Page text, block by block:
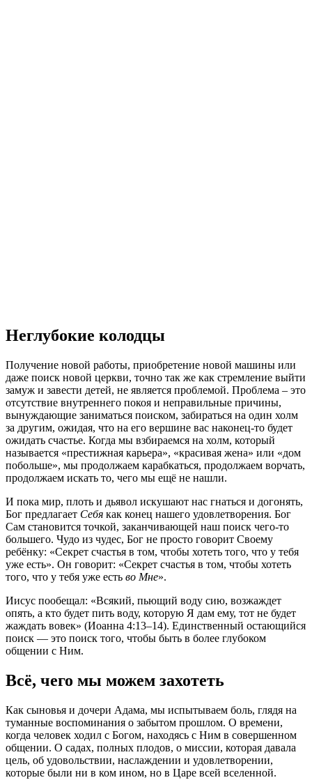
Неглубокие колодцы
Получение новой работы, приобретение новой машины или
даже поиск новой церкви, точно так же как стремление выйти
замуж и завести детей, не является проблемой. Проблема – это
отсутствие внутреннего покоя и неправильные причины,
вынуждающие заниматься поиском, забираться на один холм
за другим, ожидая, что на его вершине вас наконец-то будет
ожидать счастье. Когда мы взбираемся на холм, который
называется «престижная карьера», «красивая жена» или «дом
побольше», мы продолжаем карабкаться, продолжаем ворчать,
продолжаем искать то, чего мы ещё не нашли.
И пока мир, плоть и дьявол искушают нас гнаться и догонять,
Бог предлагает Себя как конец нашего удовлетворения. Бог
Сам становится точкой, заканчивающей наш поиск чего-то
большего. Чудо из чудес, Бог не просто говорит Своему
ребёнку: «Секрет счастья в том, чтобы хотеть того, что у тебя
уже есть». Он говорит: «Секрет счастья в том, чтобы хотеть
того, что у тебя уже есть во Мне».
Иисус пообещал: «Всякий, пьющий воду сию, возжаждет
опять, а кто будет пить воду, которую Я дам ему, тот не будет
жаждать вовек» (Иоанна 4:13–14). Единственный остающийся
поиск — это поиск того, чтобы быть в более глубоком
общении с Ним.
Всё, чего мы можем захотеть
Как сыновья и дочери Адама, мы испытываем боль, глядя на
туманные воспоминания о забытом прошлом. О времени,
когда человек ходил с Богом, находясь с Ним в совершенном
общении. О садах, полных плодов, о миссии, которая давала
цель, об удовольствии, наслаждении и удовлетворении,
которые были ни в ком ином, но в Царе всей вселенной.